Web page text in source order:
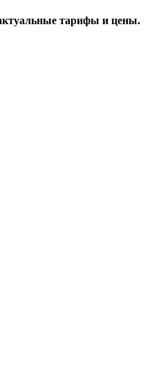
тарифы и цены.